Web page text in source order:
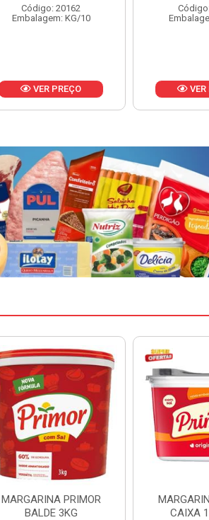
Código: 22469
Embalagem: KG/15
VER PREÇO VER
MARGARINA PRIMOR
CAIXA 12X500G